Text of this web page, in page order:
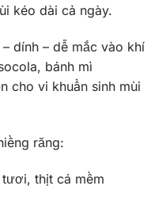
kéo dài cả ngày.
dính – dễ mắc vào khí
bánh mì
cho vi khuẩn sinh mùi
răng:
thịt cá mềm